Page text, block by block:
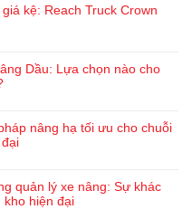
kệ: Reach Truck Crown
Dầu: Lựa chọn nào cho
nâng hạ tối ưu cho chuỗi
quản lý xe nâng: Sự khác
kho hiện đại